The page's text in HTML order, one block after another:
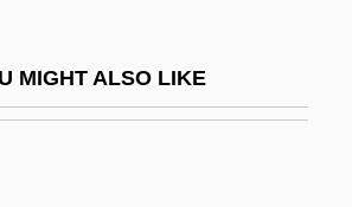
MIGHT ALSO LIKE